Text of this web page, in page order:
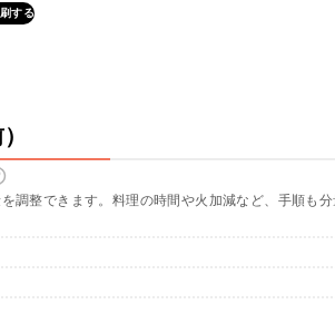
する
）
調整できます。料理の時間や火加減など、手順も